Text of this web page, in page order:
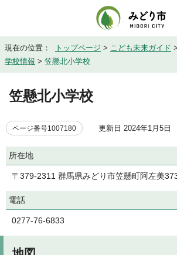
現在の位置： トップページ > こども未来ガイド >
学校情報 > 笠懸北小学校
笠懸北小学校
ページ番号1007180 更新日 2024年1月5日
所在地
〒379-2311 群馬県みどり市笠懸町阿左美
電話
0277-76-6833